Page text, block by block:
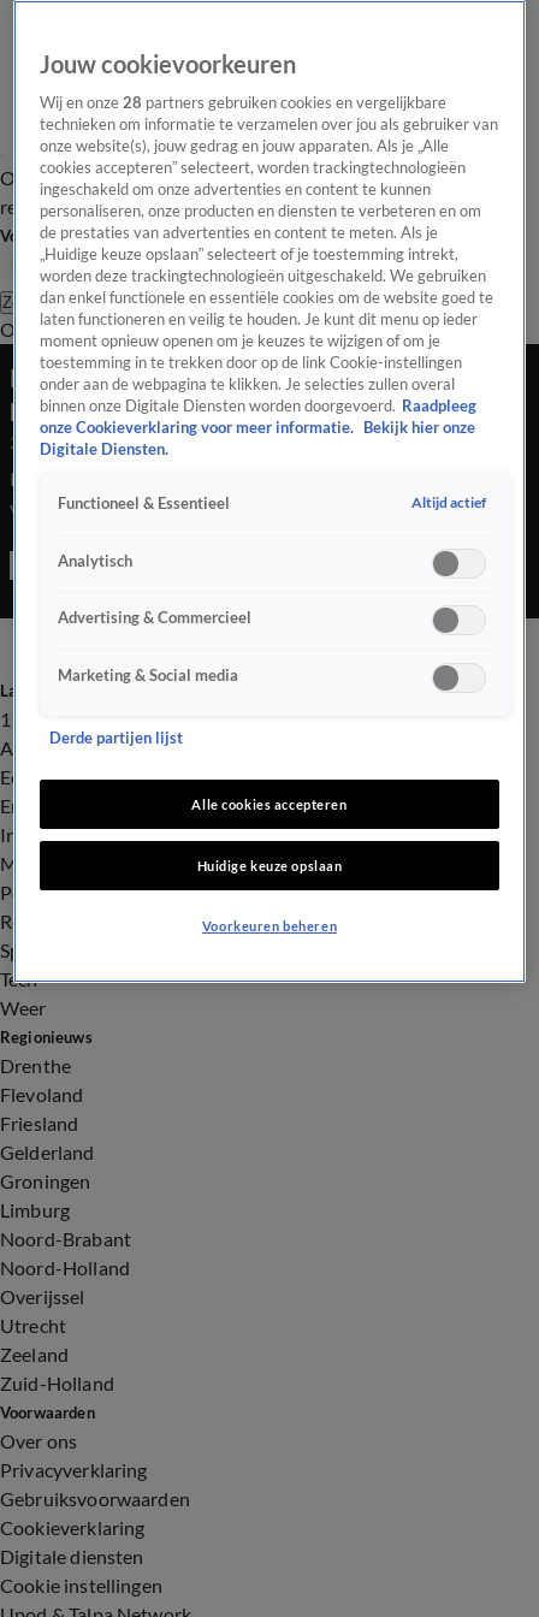
Overzicht Laatste nieuws Regionieuws Het beste van Hart
Tip de
redactie
Volg Hart van Nederland
Zoeken
OverzichtRegioUitzendingenWeerTip de redactiePanelVideo's
PS2019: Zeeuwse campinggasten moeten
plaatsmaken voor vakantievilla's
25 juli 2020, 05:56
PS2019: Zeeuwse campinggasten moeten plaatsmaken voor
vakantievilla's
Laatste nieuws
112
Advies & Tips
Economie
Entertainment
Infrastructuur
Milieu en Gezondheid
Politiek
Royalty
Sport
Tech
Weer
Regionieuws
Drenthe
Flevoland
Friesland
Gelderland
Groningen
Limburg
Noord-Brabant
Noord-Holland
Overijssel
Utrecht
Zeeland
Zuid-Holland
Voorwaarden
Over ons
Privacyverklaring
Gebruiksvoorwaarden
Cookieverklaring
Digitale diensten
Cookie instellingen
Jouw cookievoorkeuren
Wij en onze28 partners gebruiken cookies en vergelijkbare
technieken om informatie te verzamelen over jou als gebruiker van
onze website(s), jouw gedrag en jouw apparaten. Als je „Alle
cookies accepteren” selecteert, worden trackingtechnologieën
ingeschakeld om onze advertenties en content te kunnen
personaliseren, onze producten en diensten te verbeteren en om
de prestaties van advertenties en content te meten. Als je
„Huidige keuze opslaan” selecteert of je toestemming intrekt,
worden deze trackingtechnologieën uitgeschakeld. We gebruiken
dan enkel functionele en essentiële cookies om de website goed te
laten functioneren en veilig te houden. Je kunt dit menu op ieder
moment opnieuw openen om je keuzes te wijzigen of om je
toestemming in te trekken door op de link Cookie-instellingen
onder aan de webpagina te klikken. Je selecties zullen overal
binnen onze Digitale Diensten worden doorgevoerd. Raadpleeg
onze Cookieverklaring voor meer informatie.
Bekijk hier onze
Digitale Diensten.
Functioneel & Essentieel Altijd actief
Analytisch
Advertising & Commercieel
Marketing & Social media
Derde partijen lijst
Alle cookies accepteren
Huidige keuze opslaan
Voorkeuren beheren